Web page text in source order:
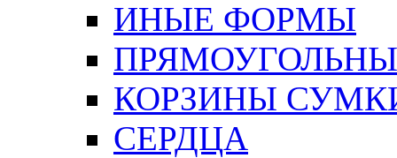
ИНЫЕ ФОРМЫ
КОРЗИНЫ
СЕРДЦА